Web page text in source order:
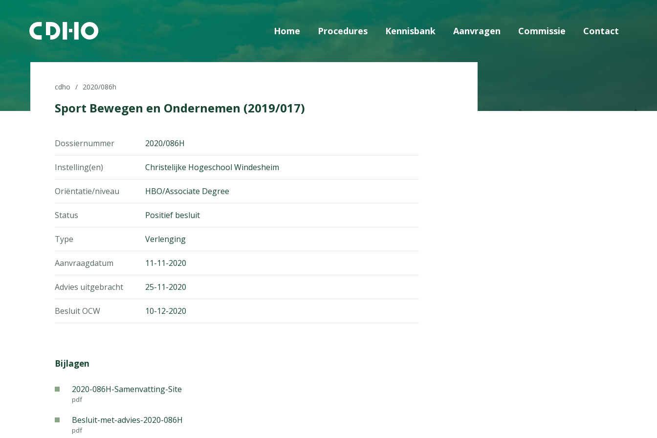
Home Procedures Kennisbank Aanvragen Commissie Contact
cdho 2020/086h
Sport Bewegen en Ondernemen (2019/017)
Dossiernummer 2020/086H
Instelling(en) Christelijke Hogeschool Windesheim
Oriëntatie/niveau HBO/Associate Degree
Status Positief besluit
Type Verlenging
Aanvraagdatum 11-11-2020
Advies uitgebracht 25-11-2020
Besluit OCW 10-12-2020
Bijlagen
2020-086H-Samenvatting-Site
pdf
Besluit-met-advies-2020-086H
pdf